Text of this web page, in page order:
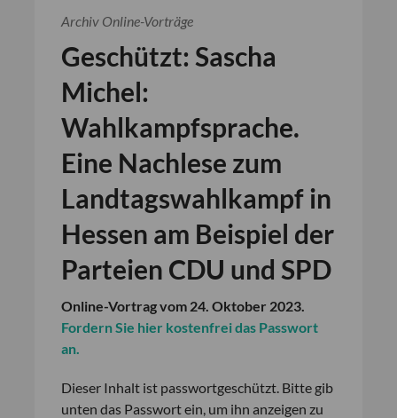
Archiv Online-Vorträge
Geschützt: Sascha
Michel:
Wahlkampfsprache.
Eine Nachlese zum
Landtagswahlkampf in
Hessen am Beispiel der
Parteien CDU und SPD
Online-Vortrag vom 24. Oktober 2023.
Fordern Sie hier kostenfrei das Passwort
an.
Dieser Inhalt ist passwortgeschützt. Bitte gib
unten das Passwort ein, um ihn anzeigen zu